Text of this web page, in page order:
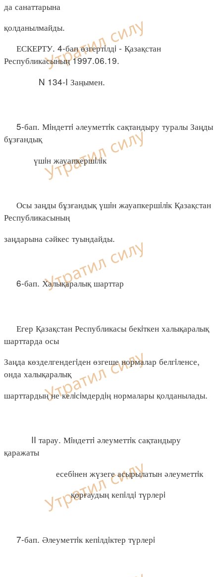
да санаттарына
қолданылмайды.
ЕСКЕРТУ. 4-бап өзгертiлдi - Қазақстан
Республикасының 1997.06.19.
N 134-I Заңымен.
5-бап. Мiндеттi әлеуметтiк сақтандыру туралы Заңды
бұзғандық
үшiн жауапкершiлiк
Осы заңды бұзғандық үшiн жауапкершiлiк Қазақстан
Республикасының
заңдарына сәйкес туындайды.
6-бап. Халықаралық шарттар
Егер Қазақстан Республикасы бекiткен халықаралық
шарттарда осы
Заңда көзделгендегiден өзгеше нормалар белгiленсе,
онда халықаралық
шарттардың не келiсiмдердiң нормалары қолданылады.
II тарау. Мiндеттi әлеуметтiк сақтандыру
қаражаты
есебiнен жүзеге асырылатын әлеуметтiк
қорғаудың кепiлдi түрлерi
7-бап. Әлеуметтiк кепiлдiктер түрлерi